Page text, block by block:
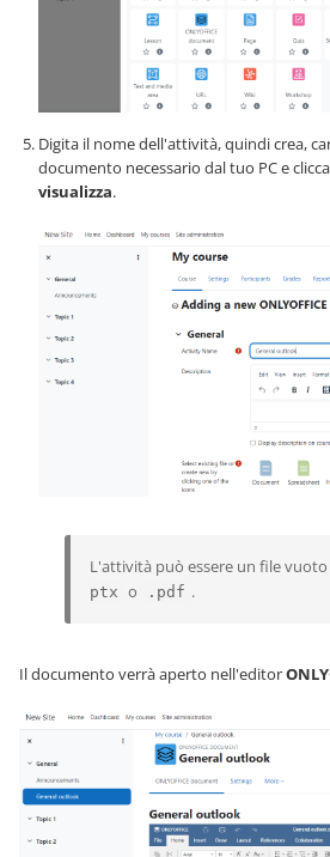
Digita il nome dell'attività, quindi crea,
documento necessario dal tuo PC e
visualizza.
L'attività può essere un file vuoto
ptx o .pdf .
Il documento verrà aperto nell'editor